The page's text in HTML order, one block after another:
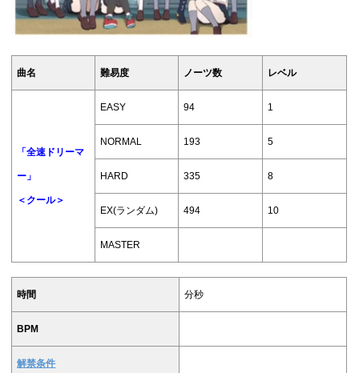
曲名 難易度 ノーツ数 レベル
「全速ドリーマ
ー」
＜クール＞
EASY 94 1
NORMAL 193 5
HARD 335 8
EX(ランダム) 494 10
MASTER
時間 分秒
BPM
解禁条件